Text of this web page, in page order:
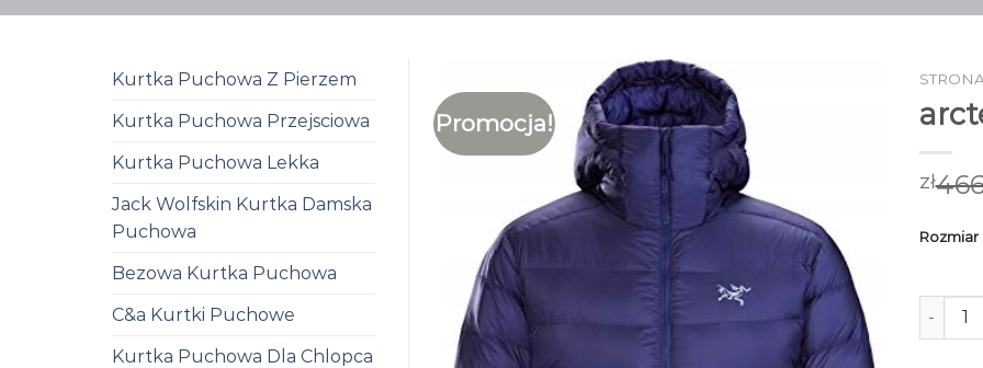
Kurtka Puchowa Z Pierzem
Kurtka Puchowa Przejsciowa
Kurtka Puchowa Lekka
Jack Wolfskin Kurtka Damska
Puchowa
Bezowa Kurtka Puchowa
C&a Kurtki Puchowe
Kurtka Puchowa Dla Chlopca
Promocja!
zł
Rozmiar
ilość